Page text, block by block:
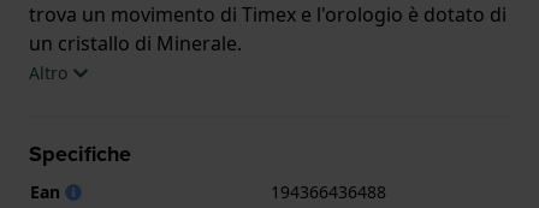
trova un movimento di Timex e l'orologio è dotato di
un cristallo di Minerale.
è fornito con 2 Anni di garanzia.
Altro
Specifiche
Ean
194366436488